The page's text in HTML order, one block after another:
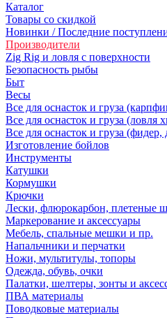
Каталог
Товары со скидкой
Новинки / Последние
Производители
Zig Rig и ловля с поверхности
Безoпасность рыбы
Быт
Весы
Все для оснасток и груза
Все для оснасток и груза (ловля
Все для оснасток и груза
Изготовление бойлов
Инструменты
Катушки
Кормушки
Крючки
Лески, флюрокарбон, плетеные
Маркерование и аксессуары
Мебель, спальные мешки и пр.
Напальчники и перчатки
Ножи, мультитулы, топоры
Одежда, обувь, очки
Палатки, шелтеры, зонты и
ПВА материалы
Поводковые материалы